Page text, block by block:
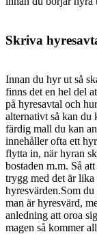
Skriva
Innan du hyr ut så
finns det en hel del
på hyresavtal och
alternativt så kan du
färdig mall du kan
innehåller ofta ett
flytta in, när hyran
bostaden m.m. Så
trygg med det är
hyresvärden.Som du
man är hyresvärd,
anledning att oroa
magen så kommer